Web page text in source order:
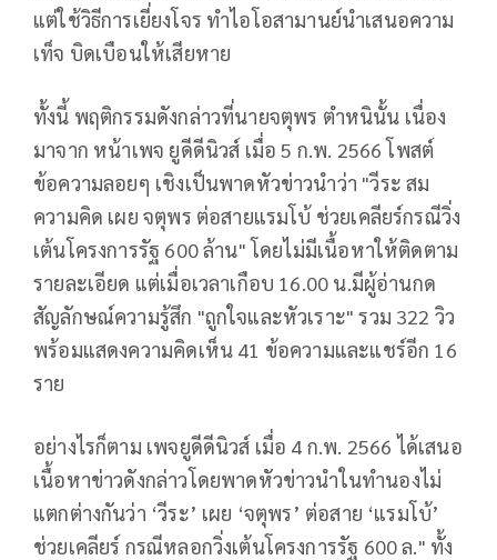
แต่ใช้วิธีการเยี่ยงโจร ทำไอโอสามานย์นำเสนอความ
เท็จ บิดเบือนให้เสียหาย
ทั้งนี้ พฤติกรรมดังกล่าวที่นายจตุพร ตำหนินั้น เนื่อง
มาจาก หน้าเพจ ยูดีดีนิวส์ เมื่อ 5 ก.พ. 2566 โพสต์
ข้อความลอยๆ เชิงเป็นพาดหัวข่าวนำว่า "วีระ สม
ความคิด เผย จตุพร ต่อสายแรมโบ้ ช่วยเคลียร์กรณีวิ่ง
เต้นโครงการรัฐ 600 ล้าน" โดยไม่มีเนื้อหาให้ติดตาม
รายละเอียด แต่เมื่อเวลาเกือบ 16.00 น.มีผู้อ่านกด
สัญลักษณ์ความรู้สึก "ถูกใจและหัวเราะ" รวม 322 วิว
พร้อมแสดงความคิดเห็น 41 ข้อความและแชร์อีก 16
ราย
อย่างไรก็ตาม เพจยูดีดีนิวส์ เมื่อ 4 ก.พ. 2566 ได้เสนอ
เนื้อหาข่าวดังกล่าวโดยพาดหัวข่าวนำในทำนองไม่
แตกต่างกันว่า ‘วีระ’ เผย ‘จตุพร’ ต่อสาย ‘แรมโบ้’
ช่วยเคลียร์ กรณีหลอกวิ่งเต้นโครงการรัฐ 600 ล." ทั้ง